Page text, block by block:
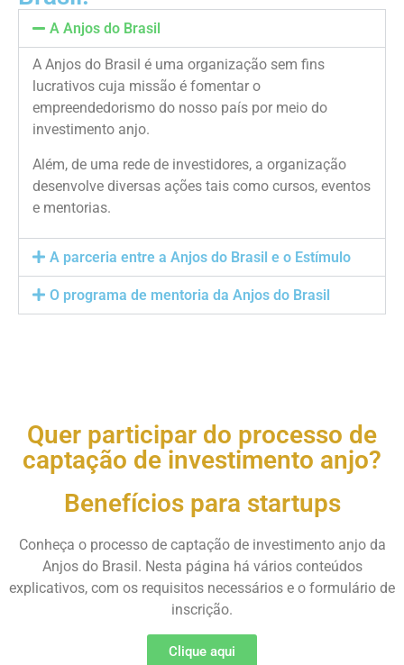
A Anjos do Brasil
A Anjos do Brasil é uma organização sem fins
lucrativos cuja missão é fomentar o
empreendedorismo do nosso país por meio do
investimento anjo.
Além, de uma rede de investidores, a organização
desenvolve diversas ações tais como cursos, eventos
e mentorias.
A parceria entre a Anjos do Brasil e o Estímulo
O programa de mentoria da Anjos do Brasil
Quer participar do processo de
captação de investimento anjo?
Benefícios para startups
Conheça o processo de captação de investimento anjo da
Anjos do Brasil. Nesta página há vários conteúdos
explicativos, com os requisitos necessários e o formulário de
inscrição.
Clique aqui